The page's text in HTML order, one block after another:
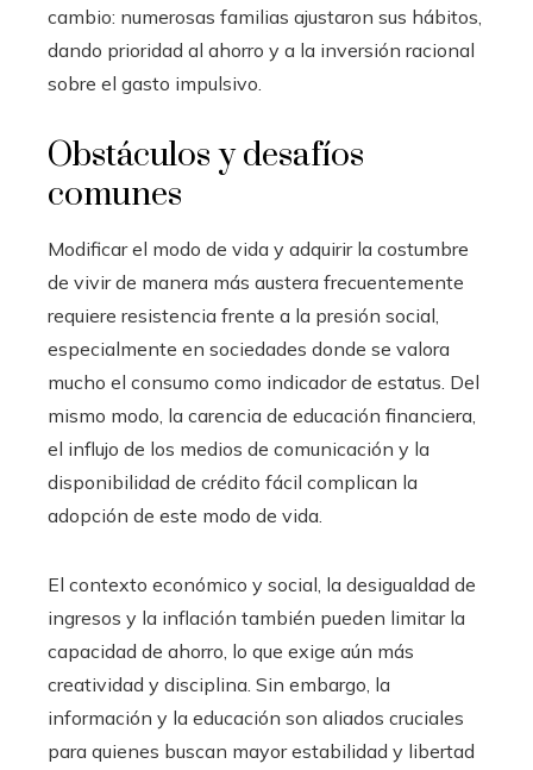
cambio: numerosas familias ajustaron sus hábitos,
dando prioridad al ahorro y a la inversión racional
sobre el gasto impulsivo.
Obstáculos y desafíos
comunes
Modificar el modo de vida y adquirir la costumbre
de vivir de manera más austera frecuentemente
requiere resistencia frente a la presión social,
especialmente en sociedades donde se valora
mucho el consumo como indicador de estatus. Del
mismo modo, la carencia de educación financiera,
el influjo de los medios de comunicación y la
disponibilidad de crédito fácil complican la
adopción de este modo de vida.
El contexto económico y social, la desigualdad de
ingresos y la inflación también pueden limitar la
capacidad de ahorro, lo que exige aún más
creatividad y disciplina. Sin embargo, la
información y la educación son aliados cruciales
para quienes buscan mayor estabilidad y libertad